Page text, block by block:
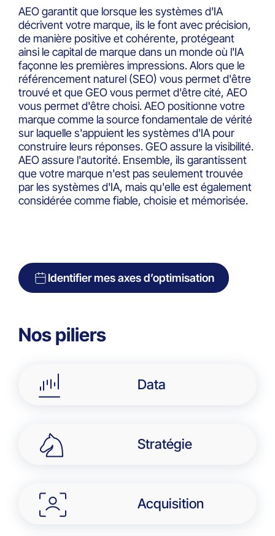
AEO garantit que lorsque les systèmes d'IA
décrivent votre marque, ils le font avec précision,
de manière positive et cohérente, protégeant
ainsi le capital de marque dans un monde où l'IA
façonne les premières impressions. Alors que le
référencement naturel (SEO) vous permet d'être
trouvé et que GEO vous permet d'être cité, AEO
vous permet d'être choisi. AEO positionne votre
marque comme la source fondamentale de vérité
sur laquelle s'appuient les systèmes d'IA pour
construire leurs réponses. GEO assure la visibilité.
AEO assure l'autorité. Ensemble, ils garantissent
que votre marque n'est pas seulement trouvée
par les systèmes d'IA, mais qu'elle est également
considérée comme fiable, choisie et mémorisée.
Identifier mes axes d’optimisation
Nos piliers
Data
Stratégie
Acquisition